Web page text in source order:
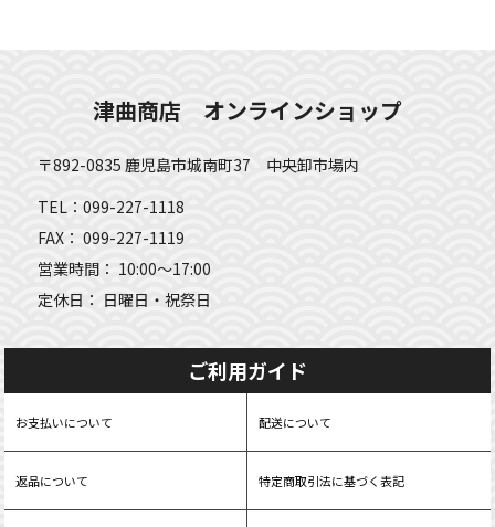
津曲商店 オンラインショップ
〒892-0835 鹿児島市城南町37 中央卸市場内
TEL：099-227-1118
FAX： 099-227-1119
営業時間： 10:00～17:00
定休日： 日曜日・祝祭日
ご利用ガイド
お支払いについて 配送について
返品について 特定商取引法に基づく表記